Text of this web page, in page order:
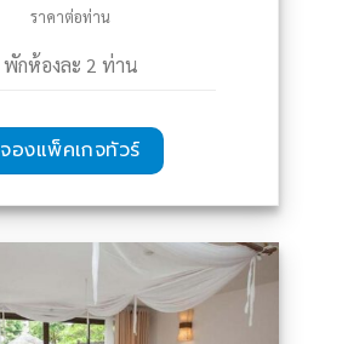
ราคาต่อท่าน
พักห้องละ 2 ท่าน
จองแพ็คเกจทัวร์